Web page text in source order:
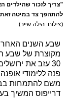
"צריך לזכור שהילדים
להתהפך צד במיטה זאת
(צילום: הילה שייר)
שבע השנים
מקוצרת של שבע
30 עזב את
פנה ללימודי
משם להתמחות
דרייפוס המשיך